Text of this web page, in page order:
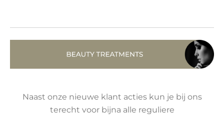
Naast onze nieuwe klant acties kun je bij ons
terecht voor bijna alle reguliere